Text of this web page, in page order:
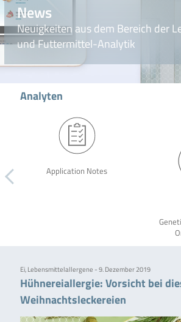
News
Neuigkeiten aus dem Bereich der
und Futtermittel-Analytik
Analyten
Application Notes
Ei, Lebensmittelallergene - 9. Dezember 2019
Hühnereiallergie: Vorsicht bei
Weihnachtsleckereien